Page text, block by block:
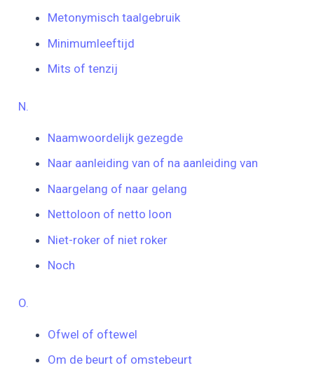
Metonymisch taalgebruik
Minimumleeftijd
Mits of tenzij
N.
Naamwoordelijk gezegde
Naar aanleiding van of na aanleiding van
Naargelang of naar gelang
Nettoloon of netto loon
Niet-roker of niet roker
Noch
O.
Ofwel of oftewel
Om de beurt of omstebeurt